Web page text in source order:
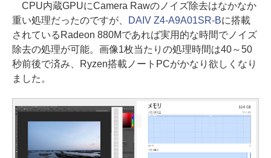
CPU内蔵GPUにCamera Rawのノイズ除去はなかなか
重い処理だったのですが、
DAIV Z4-A9A01SR-Bに搭載
されているRadeon 880Mであれば実用的な時間でノイズ
除去の処理が可能。画像1枚当たりの処理時間は40～50
秒前後で済み、Ryzen搭載ノートPCがかなり欲しくなり
ました。